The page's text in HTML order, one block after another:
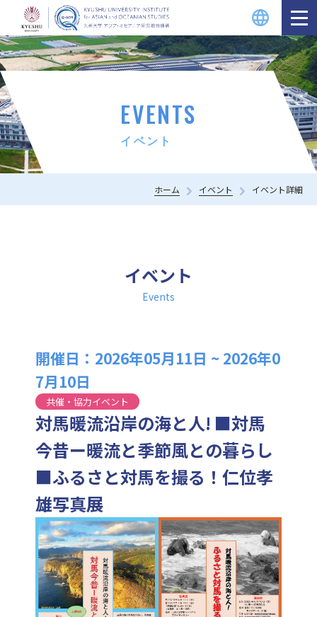
EVENTS
イベント
ホーム イベント イベント詳細
イベント
Events
開催日：2026年05月11日 ~ 2026年0
7月10日
共催・協力イベント
対馬暖流沿岸の海と人! ■対馬
今昔ー暖流と季節風との暮らし
■ふるさと対馬を撮る！仁位孝
雄写真展